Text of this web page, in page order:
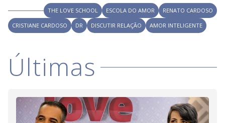
i
d
e
o
THE LOVE SCHOOL ESCOLA DO AMOR
RENATO CARDOSO
CRISTIANE CARDOSO
DR DISCUTIR RELAÇÃO AMOR INTELIGENTE
Últimas